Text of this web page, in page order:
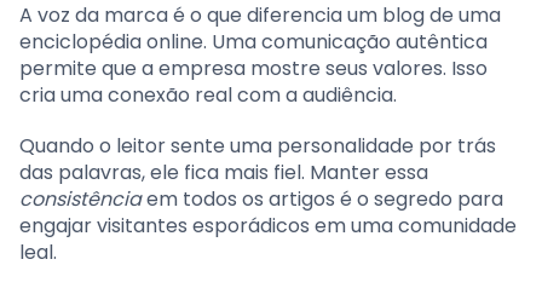
A voz da marca é o que diferencia um blog de uma
enciclopédia online. Uma comunicação autêntica
permite que a empresa mostre seus valores. Isso
cria uma conexão real com a audiência.
Quando o leitor sente uma personalidade por trás
das palavras, ele fica mais fiel. Manter essa
consistênciaem todos os artigos é o segredo para
engajar visitantes esporádicos em uma comunidade
leal.